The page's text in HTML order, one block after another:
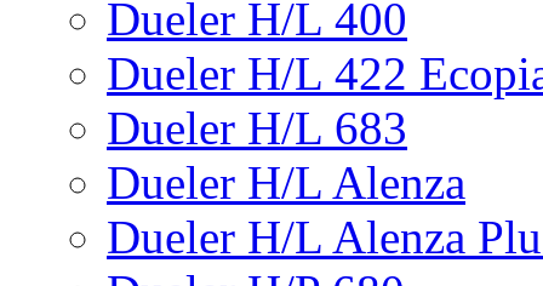
Dueler H/L 400
Dueler H/L 422
Dueler H/L 683
Dueler H/L Alenza
Dueler H/L Alenza